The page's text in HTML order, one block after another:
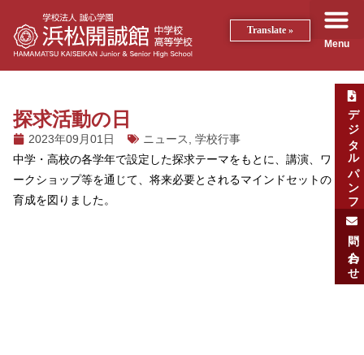
Menu
デジタルパンフ
問い合わせ
探求活動の日
2023年09月01日 ニュース
学校行事
中学・高校の各学年で設定した探求テーマをもとに、講演、ワ
ークショップ等を通じて、将来必要とされるマインドセットの
育成を図りました。
Translate »